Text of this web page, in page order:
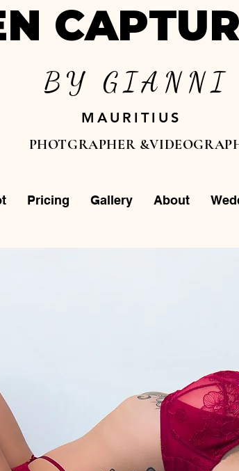
BY GIANNI
MAURITIUS
PHOTGRAPHER
Pricing Gallery About